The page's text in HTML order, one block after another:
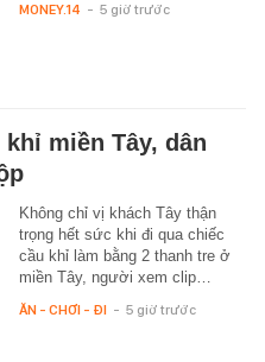
MONEY.14 - 5 giờ trước
miền Tây, dân
Không chỉ vị khách Tây thận
trọng hết sức khi đi qua chiếc
cầu khỉ làm bằng 2 thanh tre ở
miền Tây, người xem clip…
ĂN - CHƠI - ĐI - 5 giờ trước